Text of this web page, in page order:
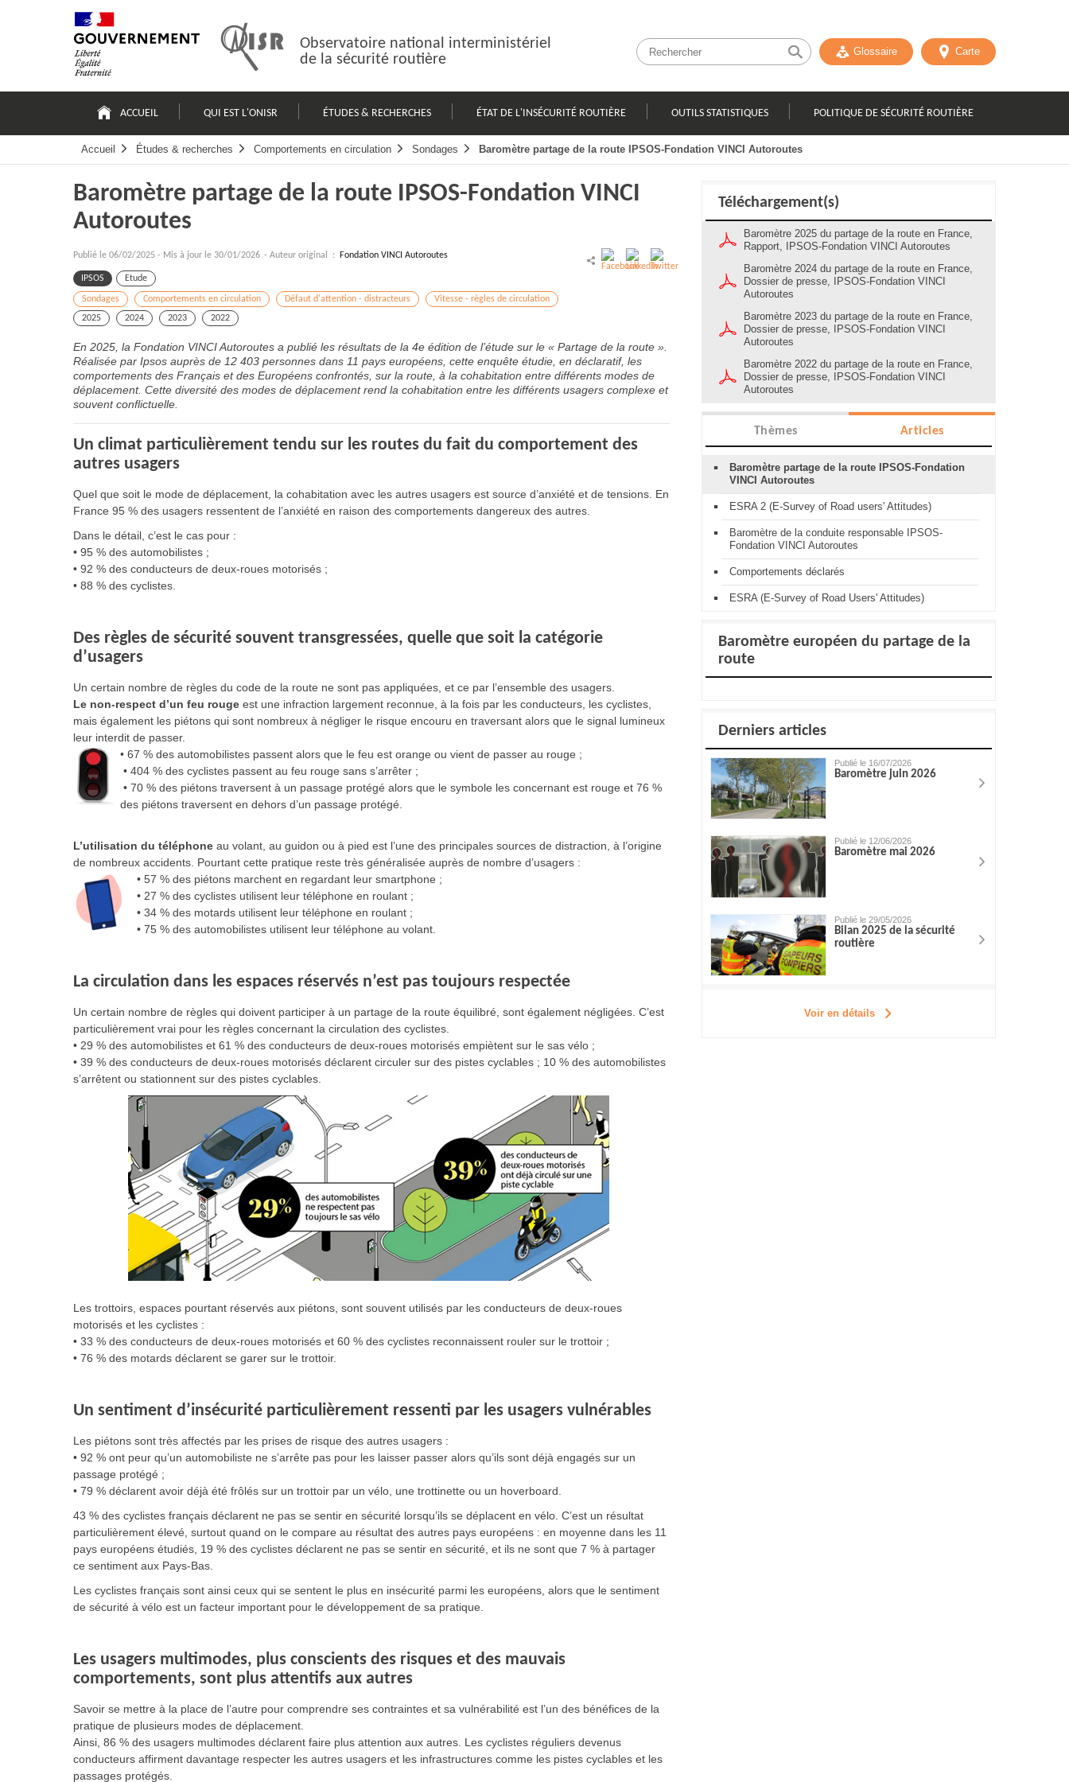
Observatoire national interministériel
de la sécurité routière
Glossaire Carte
principale
ACCUEIL QUI EST L'ONISR ÉTUDES & RECHERCHES ÉTAT DE L'INSÉCURITÉ ROUTIÈRE OUTILS STATISTIQUES POLITIQUE DE SÉCURITÉ ROUTIÈRE
Accueil Études & recherches Comportements en circulation Sondages Baromètre partage de la route IPSOS-Fondation VINCI Autoroutes
Baromètre partage de la route IPSOS-Fondation VINCI
Autoroutes
Publié le 06/02/2025 - Mis à jour le 30/01/2026 - Auteur original : Fondation VINCI Autoroutes
IPSOS Etude
Sondages Comportements en circulation Défaut d'attention - distracteurs
Vitesse - règles de circulation
2025
2024 2023 2022
En 2025, la Fondation VINCI Autoroutes a publié les résultats de la 4e édition de l’étude sur le « Partage de la route ».
Réalisée par Ipsos auprès de 12 403 personnes dans 11 pays européens, cette enquête étudie, en déclaratif, les
comportements des Français et des Européens confrontés, sur la route, à la cohabitation entre différents modes de
déplacement. Cette diversité des modes de déplacement rend la cohabitation entre les différents usagers complexe et
souvent conflictuelle.
Un climat particulièrement tendu sur les routes du fait du comportement des
autres usagers
Quel que soit le mode de déplacement, la cohabitation avec les autres usagers est source d’anxiété et de tensions. En
France 95 % des usagers ressentent de l’anxiété en raison des comportements dangereux des autres.
Dans le détail, c’est le cas pour :
• 95 % des automobilistes ;
• 92 % des conducteurs de deux-roues motorisés ;
• 88 % des cyclistes.
Des règles de sécurité souvent transgressées, quelle que soit la catégorie
d’usagers
Un certain nombre de règles du code de la route ne sont pas appliquées, et ce par l’ensemble des usagers.
Le non-respect d’un feu rouge est une infraction largement reconnue, à la fois par les conducteurs, les cyclistes,
mais également les piétons qui sont nombreux à négliger le risque encouru en traversant alors que le signal lumineux
leur interdit de passer.
• 67 % des automobilistes passent alors que le feu est orange ou vient de passer au rouge ;
• 404 % des cyclistes passent au feu rouge sans s’arrêter ;
• 70 % des piétons traversent à un passage protégé alors que le symbole les concernant est rouge et 76 %
des piétons traversent en dehors d’un passage protégé.
L’utilisation du téléphone au volant, au guidon ou à pied est l’une des principales sources de distraction, à l’origine
de nombreux accidents. Pourtant cette pratique reste très généralisée auprès de nombre d’usagers :
• 57 % des piétons marchent en regardant leur smartphone ;
• 27 % des cyclistes utilisent leur téléphone en roulant ;
• 34 % des motards utilisent leur téléphone en roulant ;
• 75 % des automobilistes utilisent leur téléphone au volant.
La circulation dans les espaces réservés n’est pas toujours respectée
Un certain nombre de règles qui doivent participer à un partage de la route équilibré, sont également négligées. C’est
particulièrement vrai pour les règles concernant la circulation des cyclistes.
• 29 % des automobilistes et 61 % des conducteurs de deux-roues motorisés empiètent sur le sas vélo ;
• 39 % des conducteurs de deux-roues motorisés déclarent circuler sur des pistes cyclables ; 10 % des automobilistes
s’arrêtent ou stationnent sur des pistes cyclables.
Les trottoirs, espaces pourtant réservés aux piétons, sont souvent utilisés par les conducteurs de deux-roues
motorisés et les cyclistes :
• 33 % des conducteurs de deux-roues motorisés et 60 % des cyclistes reconnaissent rouler sur le trottoir ;
• 76 % des motards déclarent se garer sur le trottoir.
Un sentiment d’insécurité particulièrement ressenti par les usagers vulnérables
Les piétons sont très affectés par les prises de risque des autres usagers :
• 92 % ont peur qu’un automobiliste ne s’arrête pas pour les laisser passer alors qu’ils sont déjà engagés sur un
passage protégé ;
• 79 % déclarent avoir déjà été frôlés sur un trottoir par un vélo, une trottinette ou un hoverboard.
43 % des cyclistes français déclarent ne pas se sentir en sécurité lorsqu’ils se déplacent en vélo. C’est un résultat
particulièrement élevé, surtout quand on le compare au résultat des autres pays européens : en moyenne dans les 11
pays européens étudiés, 19 % des cyclistes déclarent ne pas se sentir en sécurité, et ils ne sont que 7 % à partager
ce sentiment aux Pays-Bas.
Les cyclistes français sont ainsi ceux qui se sentent le plus en insécurité parmi les européens, alors que le sentiment
de sécurité à vélo est un facteur important pour le développement de sa pratique.
Les usagers multimodes, plus conscients des risques et des mauvais
comportements, sont plus attentifs aux autres
Savoir se mettre à la place de l’autre pour comprendre ses contraintes et sa vulnérabilité est l’un des bénéfices de la
pratique de plusieurs modes de déplacement.
Ainsi, 86 % des usagers multimodes déclarent faire plus attention aux autres. Les cyclistes réguliers devenus
conducteurs affirment davantage respecter les autres usagers et les infrastructures comme les pistes cyclables et les
passages protégés.
Téléchargement(s)
Baromètre 2025 du partage de la route en France,
Rapport, IPSOS-Fondation VINCI Autoroutes
Baromètre 2024 du partage de la route en France,
Dossier de presse, IPSOS-Fondation VINCI
Autoroutes
Baromètre 2023 du partage de la route en France,
Dossier de presse, IPSOS-Fondation VINCI
Autoroutes
Baromètre 2022 du partage de la route en France,
Dossier de presse, IPSOS-Fondation VINCI
Autoroutes
Thèmes Articles
Baromètre partage de la route IPSOS-Fondation
VINCI Autoroutes
ESRA 2 (E-Survey of Road users' Attitudes)
Baromètre de la conduite responsable IPSOS-
Fondation VINCI Autoroutes
Comportements déclarés
ESRA (E-Survey of Road Users' Attitudes)
Baromètre européen du partage de la
route
Derniers articles
Publié le 16/07/2026
Baromètre juin 2026
Publié le 12/06/2026
Baromètre mai 2026
Publié le 29/05/2026
Bilan 2025 de la sécurité
routière
Voir en détails